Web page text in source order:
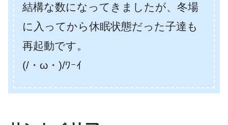
結構な数になってきましたが、冬場
に入ってから休眠状態だった子達も
再起動です。
(/・ω・)/ﾜｰｲ